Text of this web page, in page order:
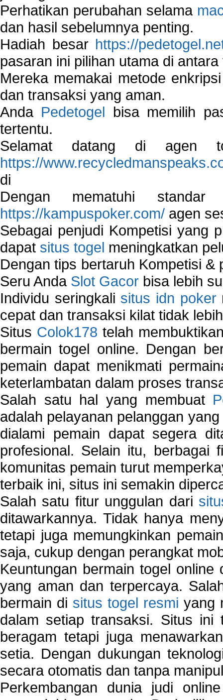
Perhatikan perubahan selama
dan hasil sebelumnya penting.
Hadiah besar https://
pasaran ini pilihan utama di
Mereka memakai metode
dan transaksi yang aman.
Anda Pedetogel bisa memilih
tertentu.
Selamat datang di agen
https://
di
Dengan mematuhi
https://kampuspoker.com/ agen
Sebagai penjudi Kompetisi yang
dapat situs togel meningkatkan
Dengan tips bertaruh Kompetisi
Seru Anda Slot Gacor bisa lebih
Individu seringkali situs idn poker
cepat dan transaksi kilat tidak
Situs Colok178 telah
bermain togel online. Dengan
pemain dapat menikmati
keterlambatan dalam proses
Salah satu hal yang membuat
adalah pelayanan pelanggan
dialami pemain dapat segera
profesional. Selain itu, berbagai
komunitas pemain turut
terbaik ini, situs ini semakin
Salah satu fitur unggulan dari
ditawarkannya. Tidak hanya
tetapi juga memungkinkan
saja, cukup dengan perangkat
Keuntungan bermain togel
yang aman dan terpercaya.
bermain di situs togel resmi yang
dalam setiap transaksi. Situs ini
beragam tetapi juga
setia. Dengan dukungan
secara otomatis dan tanpa
Perkembangan dunia judi